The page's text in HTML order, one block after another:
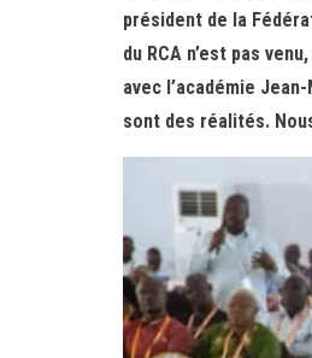
président de la
du RCA n’est pas
avec l’académie
sont des réalités.